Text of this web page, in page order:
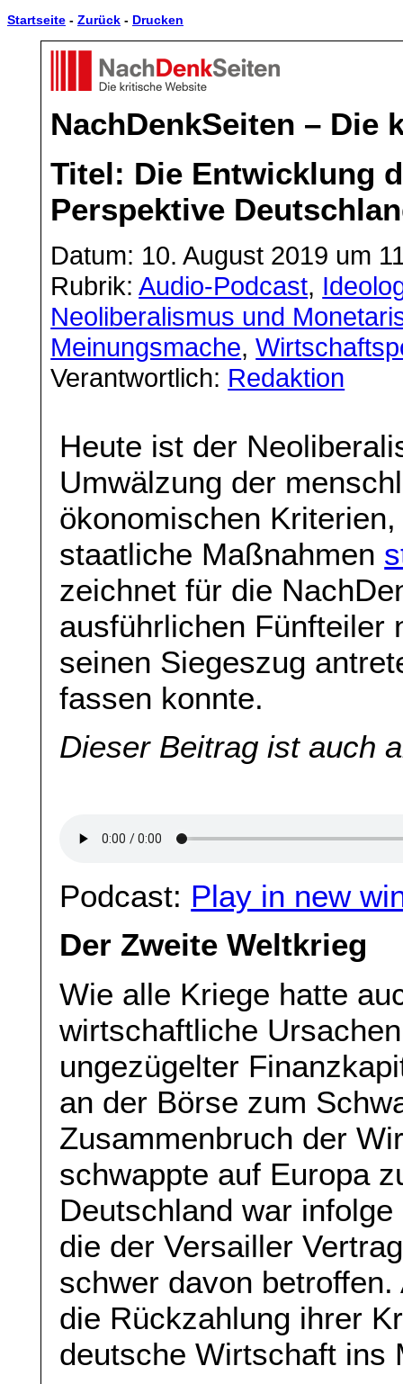
Startseite - Zurück - Drucken
NachDenkSeiten – Die
Titel: Die Entwicklung
Perspektive
Datum: 10. August 2019 um
Rubrik:Audio-Podcast,
Neoliberalismus und
Meinungsmache,
Verantwortlich: Redaktion
Heute ist der
Umwälzung der
ökonomischen
staatliche Maßnahmen
zeichnet für die
ausführlichen Fünfteiler
seinen Siegeszug
fassen konnte.
Dieser Beitrag ist auch
Podcast: Play in new
Der Zweite Weltkrieg
Wie alle Kriege hatte
wirtschaftliche
ungezügelter
an der Börse zum
Zusammenbruch der
schwappte auf Europa
Deutschland war
die der Versailler
schwer davon
die Rückzahlung ihrer
deutsche Wirtschaft ins